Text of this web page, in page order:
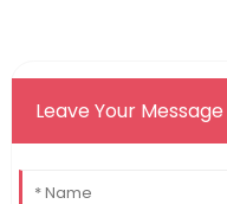
Leave Your Message